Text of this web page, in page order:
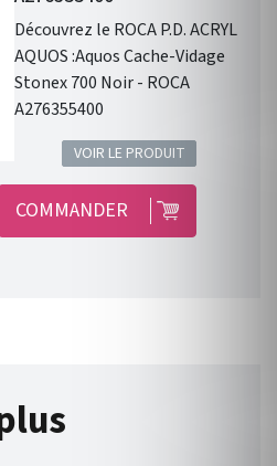
Découvrez le ROCA P.D. ACRYL
AQUOS :Aquos Cache-Vidage
Stonex 700 Noir - ROCA
A276355400
VOIR LE PRODUIT
COMMANDER